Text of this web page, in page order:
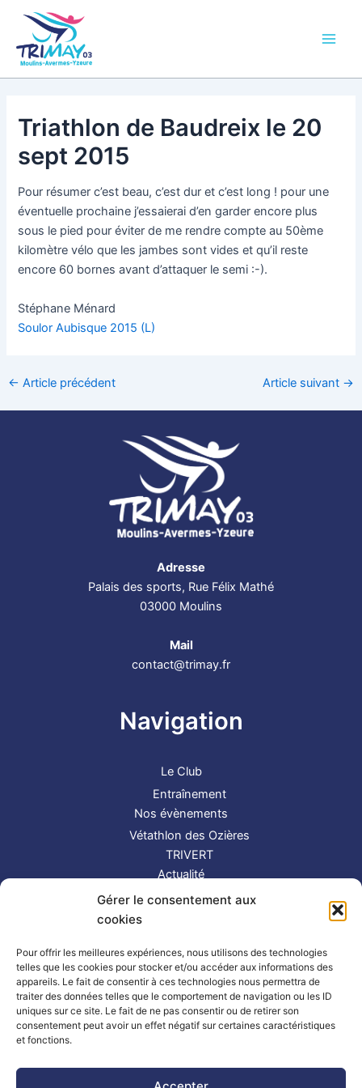
Gérer le consentement aux
cookies
Pour offrir les meilleures expériences, nous utilisons des technologies
telles que les cookies pour stocker et/ou accéder aux informations des
appareils. Le fait de consentir à ces technologies nous permettra de
traiter des données telles que le comportement de navigation ou les ID
uniques sur ce site. Le fait de ne pas consentir ou de retirer son
consentement peut avoir un effet négatif sur certaines caractéristiques
et fonctions.
contenu
Triathlon de Baudreix le 20
sept 2015
Pour résumer c’est beau, c’est dur et c’est long ! pour une
éventuelle prochaine j’essaierai d’en garder encore plus
sous le pied pour éviter de me rendre compte au 50ème
kilomètre vélo que les jambes sont vides et qu’il reste
encore 60 bornes avant d’attaquer le semi :-).
Stéphane Ménard
Soulor Aubisque 2015 (L)
← Article précédent Article suivant →
Adresse
Palais des sports, Rue Félix Mathé
03000 Moulins
Mail
contact@trimay.fr
Navigation
Le Club
Entraînement
Nos évènements
Vétathlon des Ozières
TRIVERT
Actualité
Contact
Suivez-nous !